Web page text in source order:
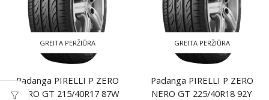
GREITA PERŽIŪRA
Padanga PIRELLI P ZERO
NERO GT 215/40R17 87W
GREITA PERŽIŪRA
Padanga PIRELLI P ZERO
NERO GT 225/40R18 92Y